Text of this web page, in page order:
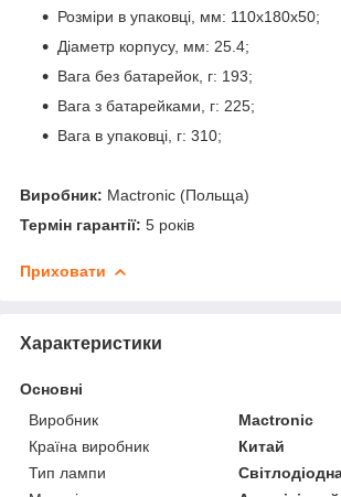
Розміри в упаковці, мм: 110х180х50;
Діаметр корпусу, мм: 25.4;
Вага без батарейок, г: 193;
Вага з батарейками, г: 225;
Вага в упаковці, г: 310;
Виробник: Mactronic (Польща)
Термін гарантії: 5 років
Приховати
Характеристики
Основні
Виробник
Mactronic
Країна виробник
Китай
Тип лампи